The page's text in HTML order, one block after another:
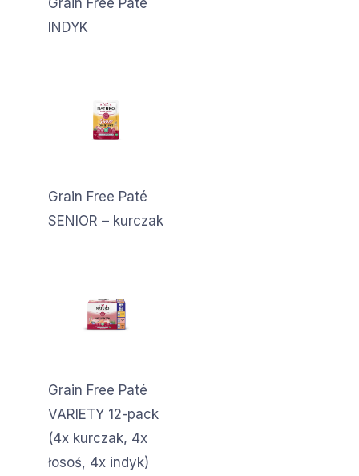
INDYK
Grain Free Paté
SENIOR – kurczak
Grain Free Paté
VARIETY 12-pack
(4x kurczak, 4x
łosoś, 4x indyk)